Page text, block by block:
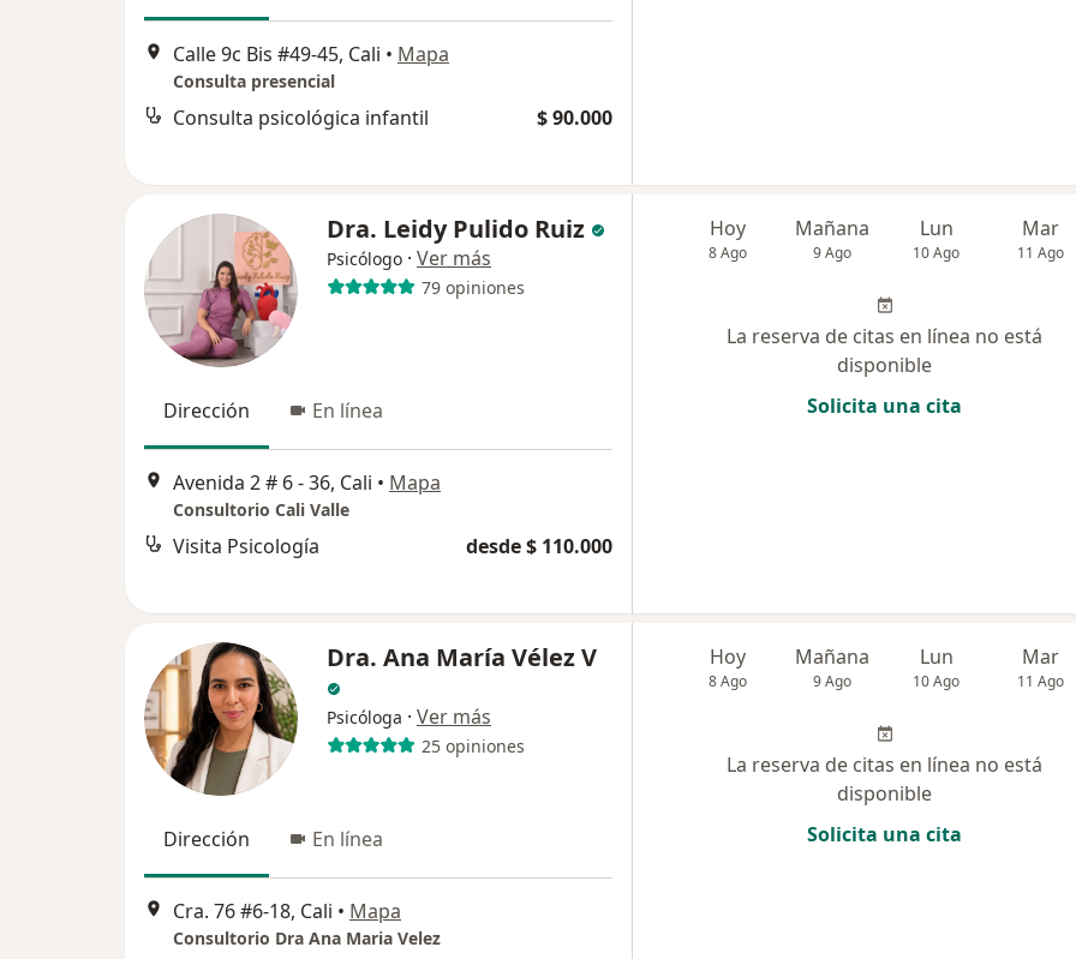
Calle 9c Bis #49-45, Cali • Mapa
Consulta presencial
Consulta psicológica infantil $ 90.000
Dra. Leidy Pulido Ruiz
Psicólogo · Ver más
79 opiniones
Dirección En línea
Avenida 2 # 6 - 36, Cali • Mapa
Consultorio Cali Valle
Visita Psicología desde $ 110.000
Hoy
8 Ago
Mañana
9 Ago
Lun
10 Ago
Mar
11 Ago
La reserva de citas en línea no está
disponible
Solicita una cita
Dra. Ana María Vélez V
Psicóloga · Ver más
25 opiniones
Dirección En línea
Cra. 76 #6-18, Cali • Mapa
Consultorio Dra Ana Maria Velez
Hoy
8 Ago
Mañana
9 Ago
Lun
10 Ago
Mar
11 Ago
La reserva de citas en línea no está
disponible
Solicita una cita